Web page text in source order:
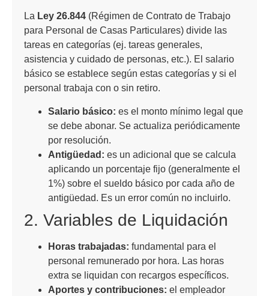
La Ley 26.844 (Régimen de Contrato de Trabajo
para Personal de Casas Particulares) divide las
tareas en categorías (ej. tareas generales,
asistencia y cuidado de personas, etc.). El salario
básico se establece según estas categorías y si el
personal trabaja con o sin retiro.
Salario básico: es el monto mínimo legal que
se debe abonar. Se actualiza periódicamente
por resolución.
Antigüedad: es un adicional que se calcula
aplicando un porcentaje fijo (generalmente el
1%) sobre el sueldo básico por cada año de
antigüedad. Es un error común no incluirlo.
2. Variables de Liquidación
Horas trabajadas: fundamental para el
personal remunerado por hora. Las horas
extra se liquidan con recargos específicos.
Aportes y contribuciones: el empleador